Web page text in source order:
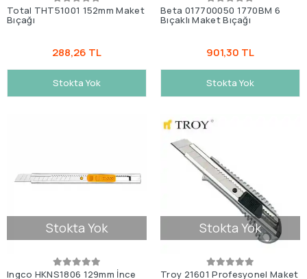
Total THT51001 152mm Maket
Bıçağı
288,26 TL
Stokta Yok
Beta 017700050 1770BM 6
Bıçaklı Maket Bıçağı
901,30 TL
Stokta Yok
Stokta Yok
Ingco HKNS1806 129mm İnce
Stokta Yok
Troy 21601 Profesyonel Maket